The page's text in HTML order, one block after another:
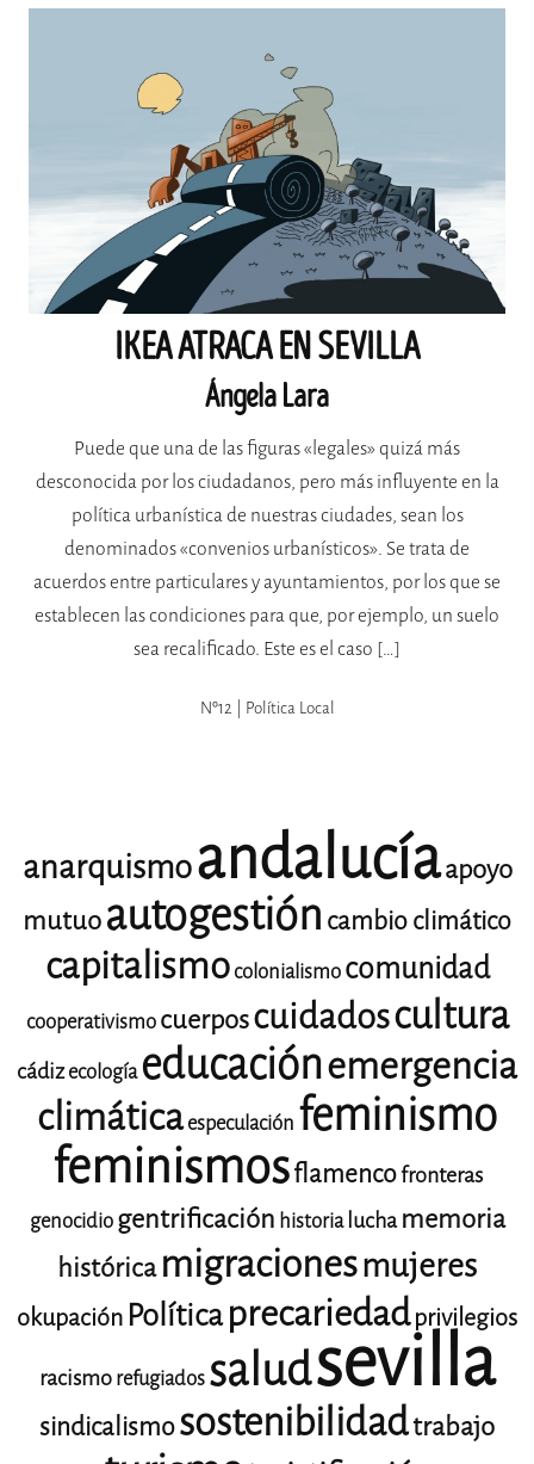
IKEA ATRACA EN SEVILLA
Ángela Lara
Puede que una de las figuras «legales» quizá más
desconocida por los ciudadanos, pero más influyente en la
política urbanística de nuestras ciudades, sean los
denominados «convenios urbanísticos». Se trata de
acuerdos entre particulares y ayuntamientos, por los que se
establecen las condiciones para que, por ejemplo, un suelo
sea recalificado. Este es el caso […]
Nº12 | Política Local
anarquismoandalucíaapoyo
mutuoautogestión cambio climático
capitalismocolonialismocomunidad
cooperativismocuerposcuidadoscultura
cádizecología educaciónemergencia
climáticaespeculación feminismo
feminismosflamencofronteras
genocidiogentrificación historialucha memoria
histórica migracionesmujeres
okupaciónPolíticaprecariedadprivilegios
racismorefugiadossaludsevilla
sindicalismosostenibilidadtrabajo